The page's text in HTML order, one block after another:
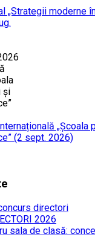
„Strategii moderne
(2 sept. 2026)
directori
2026
sala de clasă: